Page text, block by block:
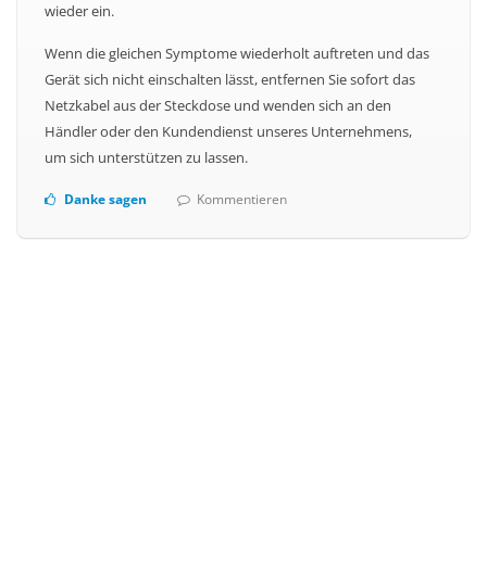
wieder ein.
Wenn die gleichen Symptome wiederholt auftreten und das
Gerät sich nicht einschalten lässt, entfernen Sie sofort das
Netzkabel aus der Steckdose und wenden sich an den
Händler oder den Kundendienst unseres Unternehmens,
um sich unterstützen zu lassen.
Danke sagen Kommentieren